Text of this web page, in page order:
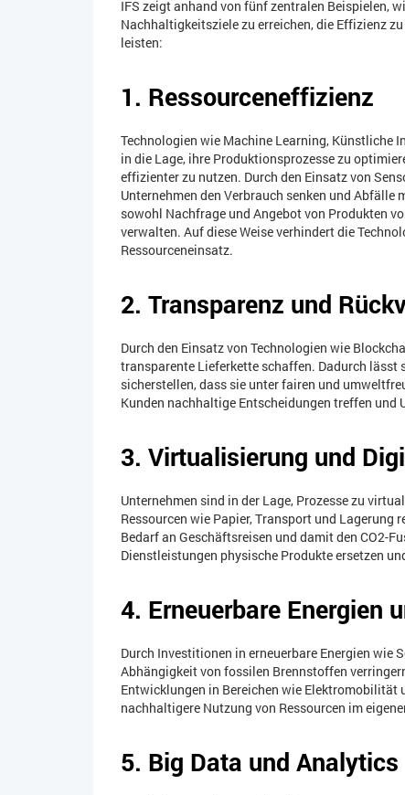
IFS zeigt anhand von fünf zentralen Beispielen,
Nachhaltigkeitsziele zu erreichen, die Effizienz
leisten:
1. Ressourceneffizienz
Technologien wie Machine Learning, Künstliche
in die Lage, ihre Produktionsprozesse zu
effizienter zu nutzen. Durch den Einsatz von
Unternehmen den Verbrauch senken und
sowohl Nachfrage und Angebot von Produkten
verwalten. Auf diese Weise verhindert die
Ressourceneinsatz.
2. Transparenz und
Durch den Einsatz von Technologien wie
transparente Lieferkette schaffen. Dadurch lässt
sicherstellen, dass sie unter fairen und
Kunden nachhaltige Entscheidungen treffen und
3. Virtualisierung und
Unternehmen sind in der Lage, Prozesse zu
Ressourcen wie Papier, Transport und Lagerung
Bedarf an Geschäftsreisen und damit den CO2-
Dienstleistungen physische Produkte ersetzen
4. Erneuerbare Energien
Durch Investitionen in erneuerbare Energien wie
Abhängigkeit von fossilen Brennstoffen
Entwicklungen in Bereichen wie Elektromobilität
nachhaltigere Nutzung von Ressourcen im
5. Big Data und Analytics